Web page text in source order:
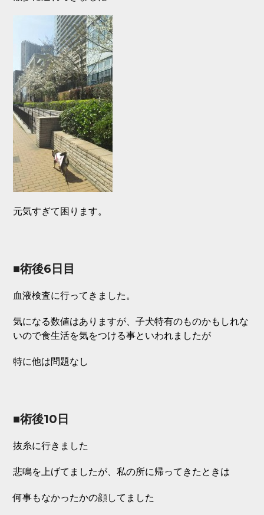
元気すぎて困ります。
■術後6日目
血液検査に行ってきました。
気になる数値はありますが、子犬特有のものかもしれな
いので食生活を気をつける事といわれましたが
特に他は問題なし
■術後10日
抜糸に行きました
悲鳴を上げてましたが、私の所に帰ってきたときは
何事もなかったかの顔してました